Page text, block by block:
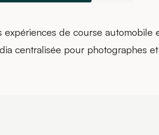
expériences de course automobile
centralisée pour photographes